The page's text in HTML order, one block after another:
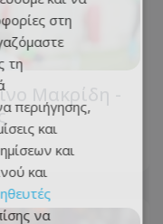
Μακρίδη -
στη
τη
περιήγησης,
και
και
και
να